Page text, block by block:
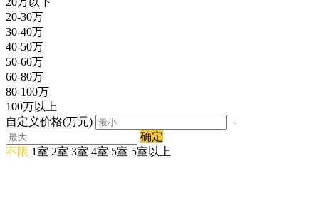
20-30万
30-40万
40-50万
50-60万
60-80万
80-100万
100万以上
自定义价格(万元)
-
确定
不限 1室 2室 3室 4室 5室 5室以上